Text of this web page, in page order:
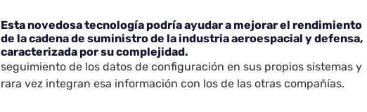
Esta novedosa tecnología podría ayudar a mejorar el rendimiento
de la cadena de suministro de la industria aeroespacial y defensa,
caracterizada por su complejidad.
seguimiento de los datos de configuración en sus propios sistemas y
rara vez integran esa información con los de las otras compañías.